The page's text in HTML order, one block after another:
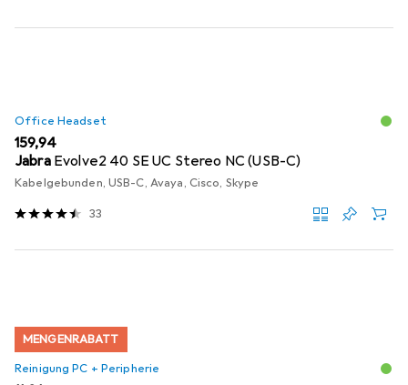
Office Headset
EUR
159,94
Jabra Evolve2 40 SE UC Stereo NC (USB-C)
Kabelgebunden, USB-C, Avaya, Cisco, Skype
33
MENGENRABATT
Reinigung PC + Peripherie